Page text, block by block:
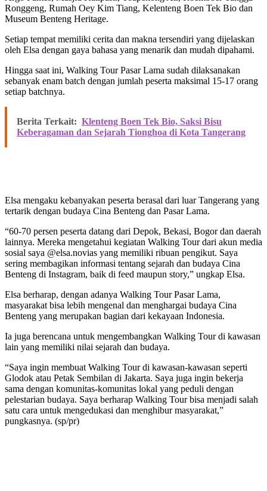
Ronggeng, Rumah Oey Kim Tiang, Kelenteng Boen Tek Bio dan
Museum Benteng Heritage.
Setiap tempat memiliki cerita dan makna tersendiri yang dijelaskan
oleh Elsa dengan gaya bahasa yang menarik dan mudah dipahami.
Hingga saat ini, Walking Tour Pasar Lama sudah dilaksanakan
sebanyak enam batch dengan jumlah peserta maksimal 15-17 orang
setiap batchnya.
Berita Terkait: Klenteng Boen Tek Bio, Saksi Bisu
Keberagaman dan Sejarah Tionghoa di Kota Tangerang
Elsa mengaku kebanyakan peserta berasal dari luar Tangerang yang
tertarik dengan budaya Cina Benteng dan Pasar Lama.
“60-70 persen peserta datang dari Depok, Bekasi, Bogor dan daerah
lainnya. Mereka mengetahui kegiatan Walking Tour dari akun media
sosial saya @elsa.novias yang memiliki ribuan pengikut. Saya
sering membagikan informasi tentang sejarah dan budaya Cina
Benteng di Instagram, baik di feed maupun story,” ungkap Elsa.
Elsa berharap, dengan adanya Walking Tour Pasar Lama,
masyarakat bisa lebih mengenal dan menghargai budaya Cina
Benteng yang merupakan bagian dari kekayaan Indonesia.
Ia juga berencana untuk mengembangkan Walking Tour di kawasan
lain yang memiliki nilai sejarah dan budaya.
“Saya ingin membuat Walking Tour di kawasan-kawasan seperti
Glodok atau Petak Sembilan di Jakarta. Saya juga ingin bekerja
sama dengan komunitas-komunitas lokal yang peduli dengan
pelestarian budaya. Saya berharap Walking Tour bisa menjadi salah
satu cara untuk mengedukasi dan menghibur masyarakat,”
pungkasnya. (sp/pr)